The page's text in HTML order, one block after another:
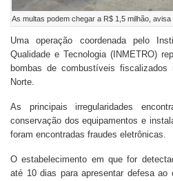
As multas podem chegar a R$ 1,5 milhão,
Uma operação coordenada pelo
Qualidade e Tecnologia (INMETRO)
bombas de combustíveis
Norte.
As principais irregularidades
conservação dos equipamentos e
foram encontradas fraudes eletrônicas.
O estabelecimento em que for
até 10 dias para apresentar defesa ao